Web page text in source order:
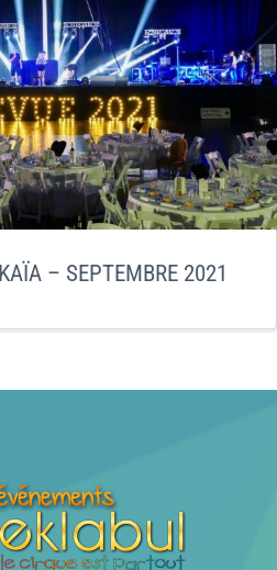
– SEPTEMBRE 2021